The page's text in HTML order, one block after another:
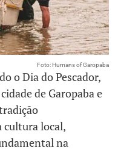
Foto: Humans of Garopaba
o Dia do Pescador,
de Garopaba e
cultura local,
na